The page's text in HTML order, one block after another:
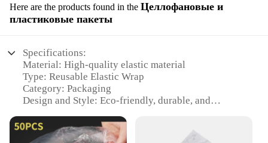
Here are the products found in the Целлофановые и
пластиковые пакеты
Specifications:
Material: High-quality elastic material
Type: Reusable Elastic Wrap
Category: Packaging
Design and Style: Eco-friendly, durable, and
Usage and Purpose: Secure and protect items during
transportation or storage